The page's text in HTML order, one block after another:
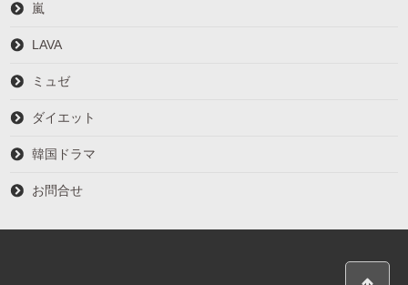
嵐
LAVA
ミュゼ
ダイエット
韓国ドラマ
お問合せ